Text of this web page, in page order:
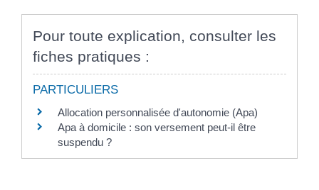
Pour toute explication, consulter les
fiches pratiques :
PARTICULIERS
Allocation personnalisée d'autonomie (Apa)
Apa à domicile : son versement peut-il être
suspendu ?